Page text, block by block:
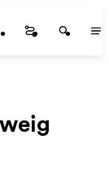
Startseite